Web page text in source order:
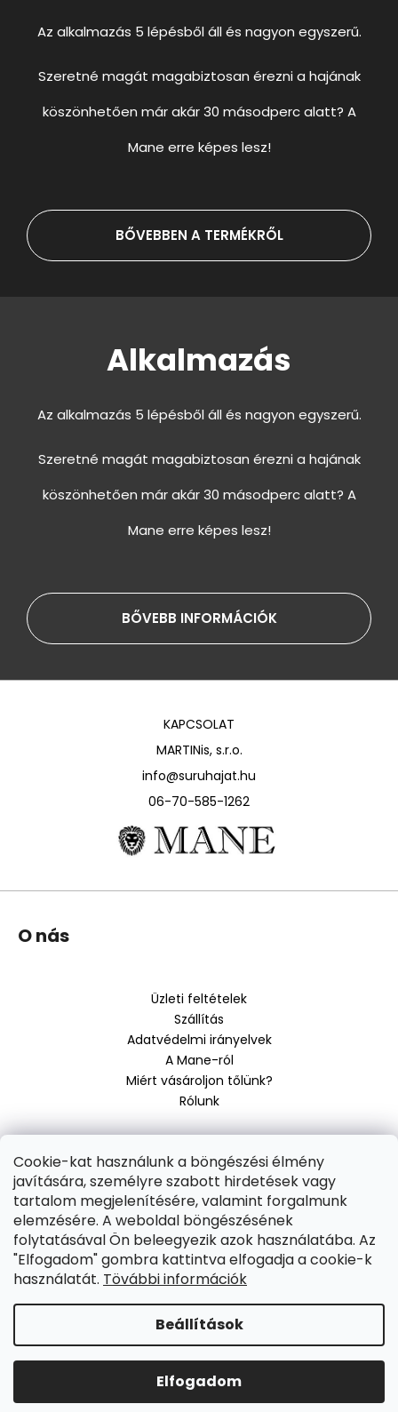
Cookie-kat használunk a böngészési élmény
javítására, személyre szabott hirdetések vagy
tartalom megjelenítésére, valamint forgalmunk
elemzésére. A weboldal böngészésének
folytatásával Ön beleegyezik azok használatába. Az
"Elfogadom" gombra kattintva elfogadja a cookie-k
használatát. Tövábbi információk
Beállítások
Elfogadom
Az alkalmazás 5 lépésből áll és nagyon egyszerű.
Szeretné magát magabiztosan érezni a hajának
köszönhetően már akár 30 másodperc alatt? A
Mane erre képes lesz!
BŐVEBBEN A TERMÉKRŐL
Alkalmazás
Az alkalmazás 5 lépésből áll és nagyon egyszerű.
Szeretné magát magabiztosan érezni a hajának
köszönhetően már akár 30 másodperc alatt? A
Mane erre képes lesz!
BŐVEBB INFORMÁCIÓK
KAPCSOLAT
MARTINis, s.r.o.
info@suruhajat.hu
06-70-585-1262
O nás
Üzleti feltételek
Szállítás
Adatvédelmi irányelvek
A Mane-ról
Miért vásároljon tőlünk?
Rólunk
Elfogadjuk az online fizetéseket:
Shoptet készítette
Copyright 2026SuruHajat.hu. Minden jog fenntartva.
beállítások szerkesztése